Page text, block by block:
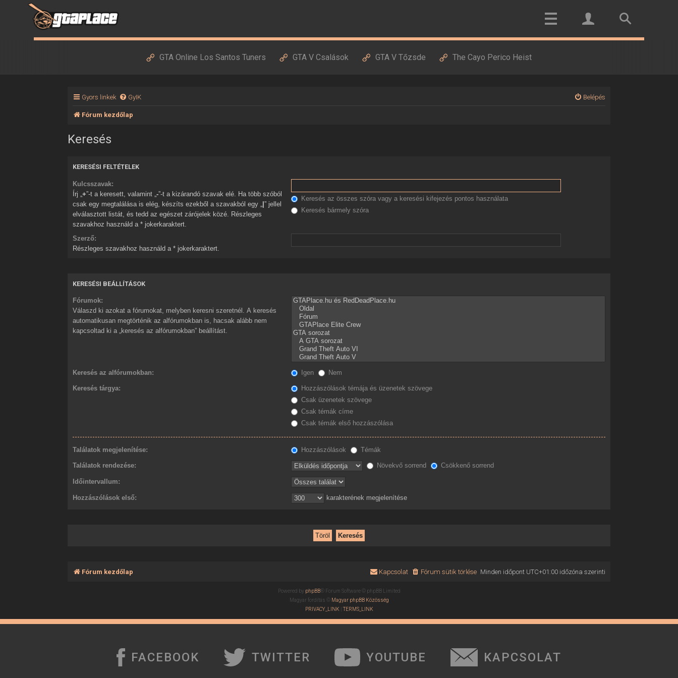
GTA Online Los Santos Tuners GTA V Csalások GTA V Tőzsde The Cayo Perico Heist
Gyors linkek GyIK Belépés
Fórum kezdőlap
Keresés
KERESÉSI FELTÉTELEK
Kulcsszavak:
Írj „+”-t a keresett, valamint „-”-t a kizárandó szavak elé. Ha több szóból
csak egy megtalálása is elég, készíts ezekből a szavakból egy „
|” jellel
elválasztott listát, és tedd az egészet zárójelek közé. Részleges
szavakhoz használd a * jokerkaraktert.
Keresés az összes szóra vagy a keresési kifejezés pontos használata
Keresés bármely szóra
Szerző:
Részleges szavakhoz használd a * jokerkaraktert.
KERESÉSI BEÁLLÍTÁSOK
Fórumok:
Válaszd ki azokat a fórumokat, melyben keresni szeretnél. A keresés
automatikusan megtörténik az alfórumokban is, hacsak alább nem
kapcsoltad ki a „keresés az alfórumokban” beállítást.
Keresés az alfórumokban: Igen Nem
Keresés tárgya:
Hozzászólások témája és üzenetek szövege
Csak üzenetek szövege
Csak témák címe
Csak témák első hozzászólása
Találatok megjelenítése: Hozzászólások Témák
Találatok rendezése: Növekvő sorrend Csökkenő sorrend
Időintervallum:
Hozzászólások első: karakterének megjelenítése
Fórum kezdőlap Minden időpont UTC+01:00időzóna szerinti
Fórum sütik törlése
Kapcsolat
Powered by phpBB® Forum Software © phpBB Limited
Magyar fordítás ©
Magyar phpBB Közösség
PRIVACY_LINK| TERMS_LINK
FACEBOOK TWITTER YOUTUBE KAPCSOLAT